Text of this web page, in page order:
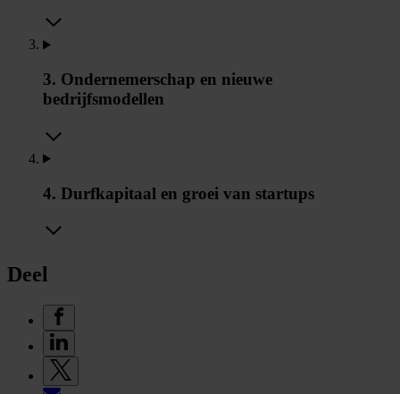
3. Ondernemerschap en nieuwe
bedrijfsmodellen
4. Durfkapitaal en groei van startups
Deel